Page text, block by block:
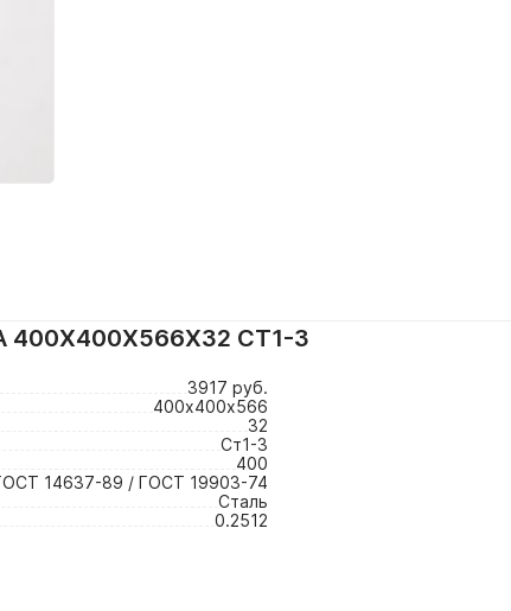
СТ1-3
3917 руб.
400х400х566
32
Ст1-3
400
14637-89 / ГОСТ 19903-74
Сталь
0.2512